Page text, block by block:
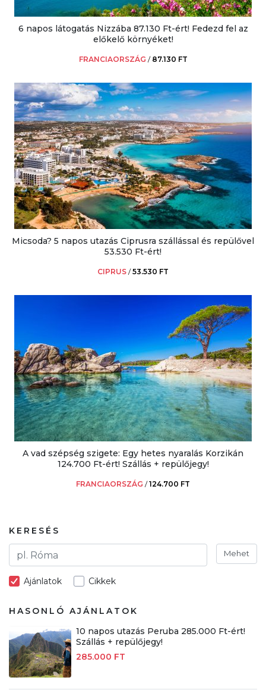
6 napos látogatás Nizzába 87.130 Ft-ért! Fedezd fel az
előkelő környéket!
FRANCIAORSZÁG / 87.130 FT
Micsoda? 5 napos utazás Ciprusra szállással és repülővel
53.530 Ft-ért!
CIPRUS /53.530 FT
A vad szépség szigete: Egy hetes nyaralás Korzikán
124.700 Ft-ért! Szállás + repülőjegy!
FRANCIAORSZÁG /124.700 FT
KERESÉS
Mehet
Ajánlatok Cikkek
HASONLÓ AJÁNLATOK
10 napos utazás Peruba 285.000 Ft-ért!
Szállás + repülőjegy!
285.000 FT